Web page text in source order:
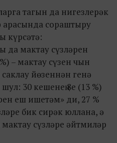
тагын да нигезлерәк
арасында сораштыру
күрсәтә:
да мактау сүзләрен
– мактау сүзен чын
саклау йөзеннән генә
30 кешенең 8е (13 %)
еш ишетәм» ди, 27 %
бик сирәк юллана, ә
сүзләре әйтмиләр